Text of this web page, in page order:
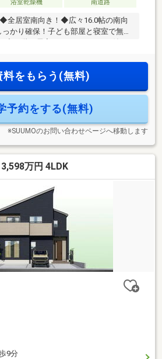
浴室乾燥機 南道路
かり確保！子ども部屋と寝室で無理
◆２階の居室にはWIC、CL×2 付い
ります！☆こちらの物件は本日ご案
住宅ローン相談も無料で承ります♪
ォームからは24時間受付中☆ おうち
が私たちの使命です。 皆様にお会
料をもらう(無料)
予約をする(無料)
※SUUMOのお問い合わせページへ移動します
万円 4LDK
9分